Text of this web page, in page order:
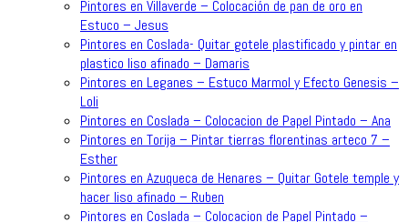
Pintores en Villaverde – Colocación de pan de oro en
Estuco – Jesus
Pintores en Coslada- Quitar gotele plastificado y pintar en
plastico liso afinado – Damaris
Pintores en Leganes – Estuco Marmol y Efecto Genesis –
Loli
Pintores en Coslada – Colocacion de Papel Pintado – Ana
Pintores en Torija – Pintar tierras florentinas arteco 7 –
Esther
Pintores en Azuqueca de Henares – Quitar Gotele temple y
hacer liso afinado – Ruben
Pintores en Coslada – Colocacion de Papel Pintado –